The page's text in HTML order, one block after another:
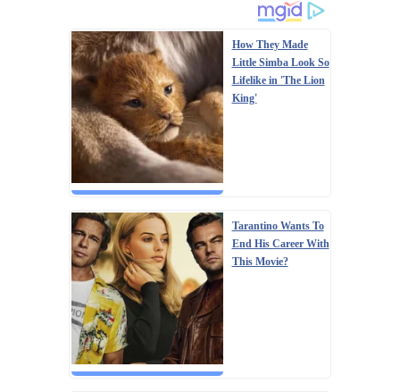
How They Made
Little Simba Look So
Lifelike in 'The Lion
King'
Tarantino Wants To
End His Career With
This Movie?